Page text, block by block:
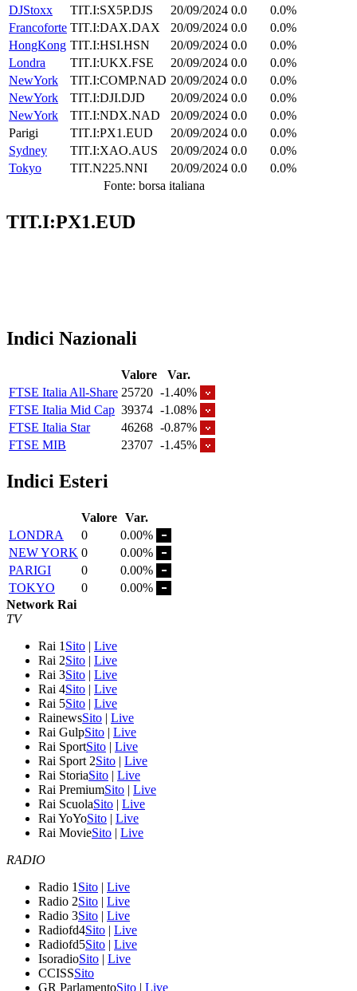
DJStoxx
TIT.I:SX5P.DJS 20/09/2024 0.0
0.0%
Francoforte TIT.I:DAX.DAX 20/09/2024 0.0
0.0%
HongKong TIT.I:HSI.HSN 20/09/2024 0.0
0.0%
Londra
TIT.I:UKX.FSE 20/09/2024 0.0
0.0%
NewYork
TIT.I:COMP.NAD 20/09/2024 0.0
0.0%
NewYork
TIT.I:DJI.DJD 20/09/2024 0.0
0.0%
NewYork
TIT.I:NDX.NAD 20/09/2024 0.0
0.0%
Parigi
TIT.I:PX1.EUD 20/09/2024 0.0
0.0%
Sydney
TIT.I:XAO.AUS 20/09/2024 0.0
0.0%
Tokyo
TIT.N225.NNI 20/09/2024 0.0
0.0%
Fonte: borsa italiana
TIT.I:PX1.EUD
Indici Nazionali
Valore
Var.
FTSE Italia All-Share 25720 -1.40%
FTSE Italia Mid Cap 39374 -1.08%
FTSE Italia Star
46268 -0.87%
FTSE MIB
23707 -1.45%
Indici Esteri
Valore Var.
LONDRA
0
0.00%
NEW YORK 0
0.00%
PARIGI
0
0.00%
TOKYO
0
0.00%
Network Rai
TV
Rai 1 Sito | Live
Rai 2Sito | Live
Rai 3Sito | Live
Rai 4Sito | Live
Rai 5Sito | Live
RainewsSito | Live
Rai GulpSito | Live
Rai SportSito | Live
Rai Sport 2Sito | Live
Rai StoriaSito | Live
Rai PremiumSito | Live
Rai ScuolaSito | Live
Rai YoYoSito | Live
Rai MovieSito | Live
RADIO
Radio 1 Sito | Live
Radio 2Sito | Live
Radio 3Sito | Live
Radiofd4Sito | Live
Radiofd5Sito | Live
IsoradioSito | Live
CCISSSito
GR ParlamentoSito | Live